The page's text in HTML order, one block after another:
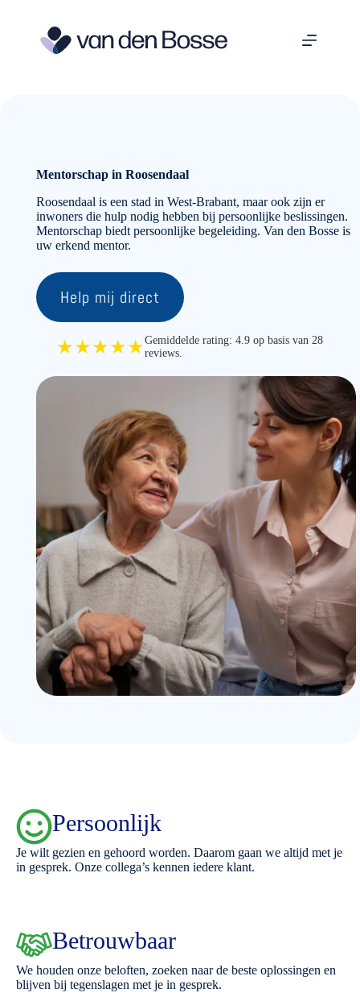
Mentorschap in Roosendaal
Roosendaal is een stad in West-Brabant, maar ook zijn er
inwoners die hulp nodig hebben bij persoonlijke beslissingen.
Mentorschap biedt persoonlijke begeleiding. Van den Bosse is
uw erkend mentor.
Help mij direct
★★★★★Gemiddelde rating: 4.9 op basis van 28
reviews.
Persoonlijk
Je wilt gezien en gehoord worden. Daarom gaan we altijd met je
in gesprek. Onze collega’s kennen iedere klant.
Betrouwbaar
We houden onze beloften, zoeken naar de beste oplossingen en
blijven bij tegenslagen met je in gesprek.